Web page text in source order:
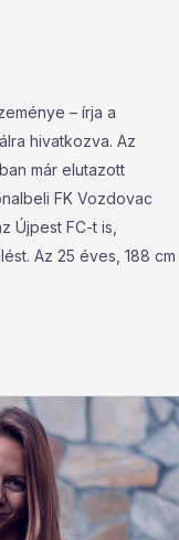
– írja a
hivatkozva. Az
már elutazott
FK Vozdovac
Újpest FC-t is,
Az 25 éves, 188 cm